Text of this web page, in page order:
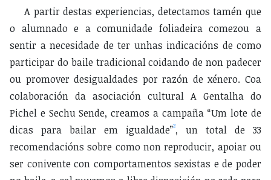
A partir destas experiencias, detectamos tamén que
o alumnado e a comunidade foliadeira comezou a
sentir a necesidade de ter unhas indicacións de como
participar do baile tradicional coidando de non padecer
ou promover desigualdades por razón de xénero. Coa
colaboración da asociación cultural A Gentalha do
Pichel e Sechu Sende, creamos a campaña “Um lote de
dicas para bailar em igualdade”2, un total de 33
recomendacións sobre como non reproducir, apoiar ou
ser conivente con comportamentos sexistas e de poder